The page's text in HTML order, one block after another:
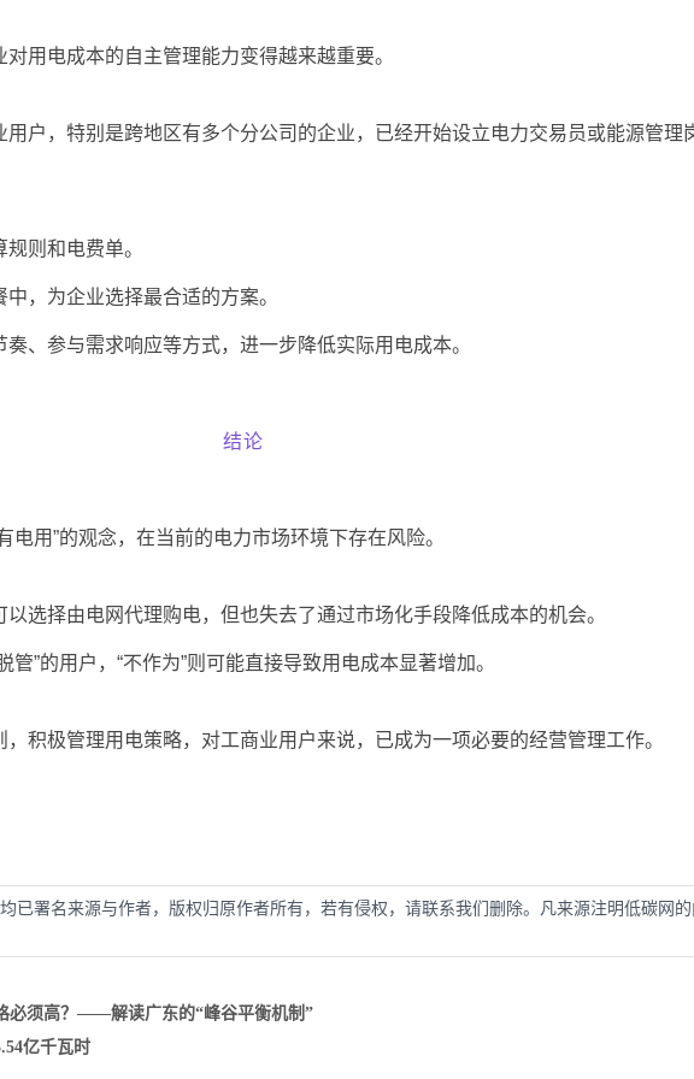
用电成本的自主管理能力变得越来越重要。
户，特别是跨地区有多个分公司的企业，已经开始设立电力交易员或能源管理
则和电费单。
，为企业选择最合适的方案。
、参与需求响应等方式，进一步降低实际用电成本。
结论
电用”的观念，在当前的电力市场环境下存在风险。
选择由电网代理购电，但也失去了通过市场化手段降低成本的机会。
管”的用户，“不作为”则可能直接导致用电成本显著增加。
积极管理用电策略，对工商业用户来说，已成为一项必要的经营管理工作。
已署名来源与作者，版权归原作者所有，若有侵权，请联系我们删除。凡来源注明低碳网
必须高？——解读广东的“峰谷平衡机制”
亿千瓦时